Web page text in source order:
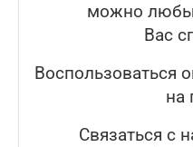
можно
Вас
Воспользоваться
на
Связаться с